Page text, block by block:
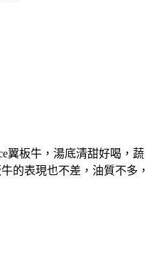
翼板牛，湯底清甜好喝，蔬
的表現也不差，油質不多，